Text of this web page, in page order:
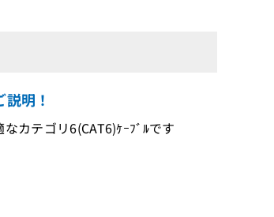
明！
カテゴリ6(CAT6)ｹｰﾌﾞﾙです